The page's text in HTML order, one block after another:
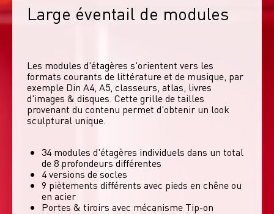
Large éventail de modules
Les modules d'étagères s'orientent vers les
formats courants de littérature et de musique, par
exemple Din A4, A5, classeurs, atlas, livres
d'images & disques. Cette grille de tailles
provenant du contenu permet d'obtenir un look
sculptural unique.
34 modules d'étagères individuels dans un total
de 8 profondeurs différentes
4 versions de socles
9 piètements différents avec pieds en chêne ou
en acier
Portes & tiroirs avec mécanisme Tip-on